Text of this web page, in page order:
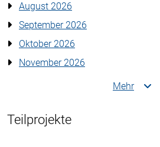
August 2026
September 2026
Oktober 2026
November 2026
Mehr
Teilprojekte